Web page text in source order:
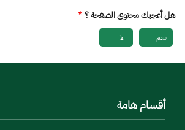
هل أعجبك محتوى الصفحة ؟
نعم لا
أقسام هامة